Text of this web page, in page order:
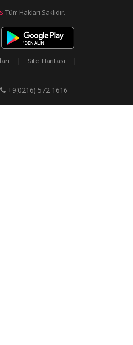
Tüm Hakları Saklıdır.
| Site Haritası
|
+9(0216) 572-1616